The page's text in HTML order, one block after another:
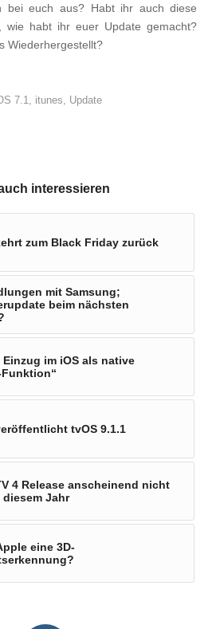
bei euch aus? Habt ihr auch diese
wie habt ihr euer Update gemacht?
Wiederhergestellt?
7.1, itunes, Update
interessieren
zum Black Friday zurück
mit Samsung;
beim nächsten
im iOS als native
Funktion“
tvOS 9.1.1
4 Release anscheinend nicht
diesem Jahr
eine 3D-